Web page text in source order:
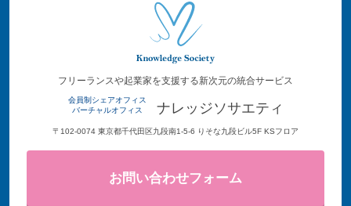
フリーランスや起業家を支援する新次元の統合サービス
会員制シェアオフィス
バーチャルオフィス
ナレッジソサエティ
〒102-0074 東京都千代田区九段南1-5-6 りそな九段ビル5F KSフロア
お問い合わせフォーム